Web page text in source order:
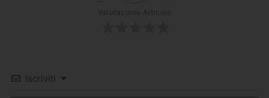
Valutazione Articolo
Iscriviti